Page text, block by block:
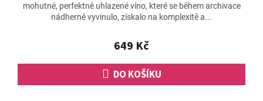
649 Kč
DO KOŠÍKU
mohutné, perfektně uhlazené víno, které se během archivace
nádherně vyvinulo, získalo na komplexitě a...